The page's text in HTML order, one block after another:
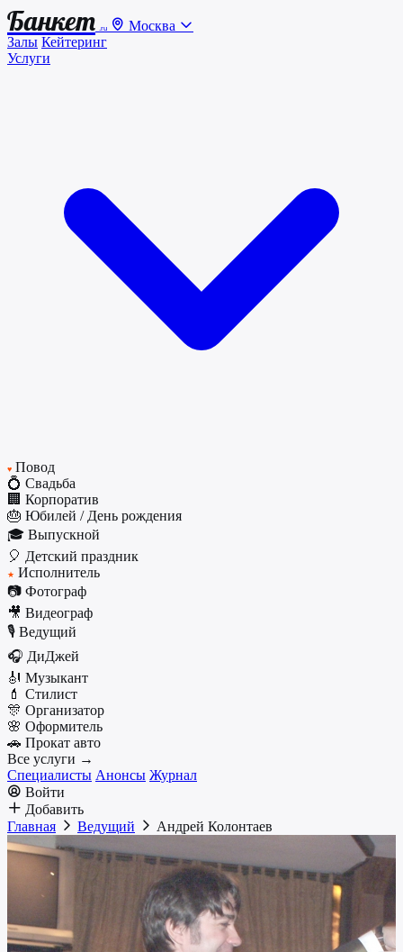
Банкет .ru
Москва
Залы Кейтеринг
Услуги
♥ Повод
💍 Свадьба
🏢 Корпоратив
🎂 Юбилей / День рождения
🎓 Выпускной
🎈 Детский праздник
★ Исполнитель
📷 Фотограф
🎥 Видеограф
🎙️ Ведущий
🎧 ДиДжей
🎻 Музыкант
💄 Стилист
🎊 Организатор
🌸 Оформитель
🚗 Прокат авто
Все услуги →
Специалисты Анонсы Журнал
Войти
Добавить
Главная
Ведущий Андрей Колонтаев